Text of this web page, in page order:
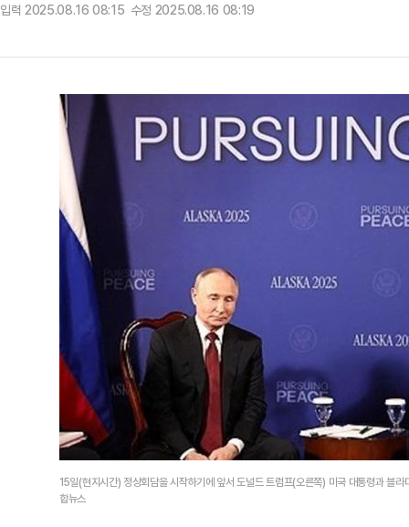
입력 2025.08.16 08:15 수정 2025.08.16 08:19
15일(현지시간) 정상회담을 시작하기에 앞서 도널드 트럼프(오른쪽) 미국 대통령과 블
합뉴스